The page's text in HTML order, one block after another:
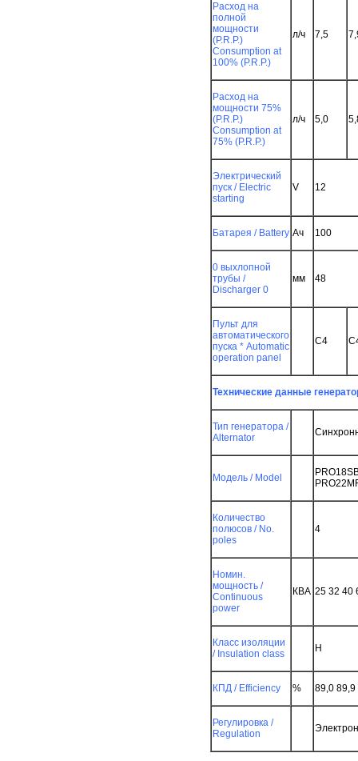
Расход на
полной
мощности
(P.R.P.)
Consumption at
100% (P.R.P.)
л/ч 7,5
Расход на
мощности 75%
(P.R.P.)
Consumption at
75% (P.R.P.)
л/ч 5,0
Электрический
пуск / Electric
starting
V 12
Батарея / Battery Ач 100
0 выхлопной
трубы /
Discharger 0
мм 48
Пульт для
автоматического
пуска * Automatic
operation panel
C4
Технические данные
Тип генератора /
Alternator
Модель / Model
Количество
полюсов / No.
poles
4
Номин.
мощность /
Continuous
power
КВА 25 32 40
Класс изоляции
/ Insulation class
H
КПД / Efficiency % 89,0 89,9
Регулировка /
Regulation